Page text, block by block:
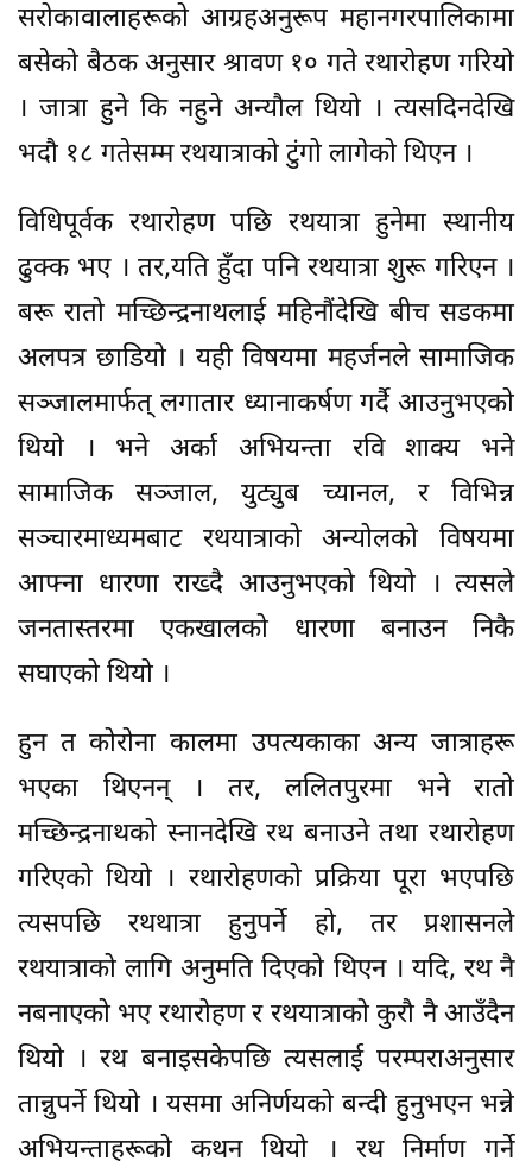
सरोकावालाहरूको आग्रहअनुरूप महानगरपालिकामा
बसेको बैठक अनुसार श्रावण १० गते रथारोहण गरियो
। जात्रा हुने कि नहुने अन्यौल थियो । त्यसदिनदेखि
भदौ १८ गतेसम्म रथयात्राको टुंगो लागेको थिएन ।
विधिपूर्वक रथारोहण पछि रथयात्रा हुनेमा स्थानीय
ढुक्क भए । तर,यति हुँदा पनि रथयात्रा शुरू गरिएन ।
बरू रातो मच्छिन्द्रनाथलाई महिनौंदेखि बीच सडकमा
अलपत्र छाडियो । यही विषयमा महर्जनले सामाजिक
सञ्जालमार्फत् लगातार ध्यानाकर्षण गर्दै आउनुभएको
थियो । भने अर्का अभियन्ता रवि शाक्य भने
सामाजिक सञ्जाल, युट्युब च्यानल, र विभिन्न
सञ्चारमाध्यमबाट रथयात्राको अन्योलको विषयमा
आफ्ना धारणा राख्दै आउनुभएको थियो । त्यसले
जनतास्तरमा एकखालको धारणा बनाउन निकै
सघाएको थियो ।
हुन त कोरोना कालमा उपत्यकाका अन्य जात्राहरू
भएका थिएनन् । तर, ललितपुरमा भने रातो
मच्छिन्द्रनाथको स्नानदेखि रथ बनाउने तथा रथारोहण
गरिएको थियो । रथारोहणको प्रक्रिया पूरा भएपछि
त्यसपछि रथथात्रा हुनुपर्ने हो, तर प्रशासनले
रथयात्राको लागि अनुमति दिएको थिएन । यदि, रथ नै
नबनाएको भए रथारोहण र रथयात्राको कुरौ नै आउँदैन
थियो । रथ बनाइसकेपछि त्यसलाई परम्पराअनुसार
तान्नुपर्ने थियो । यसमा अनिर्णयको बन्दी हुनुभएन भन्ने
अभियन्ताहरूको कथन थियो । रथ निर्माण गर्ने